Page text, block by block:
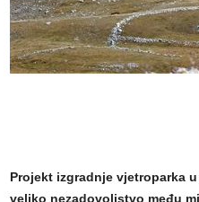
Projekt izgradnje vjetroparka
veliko nezadovoljstvo među